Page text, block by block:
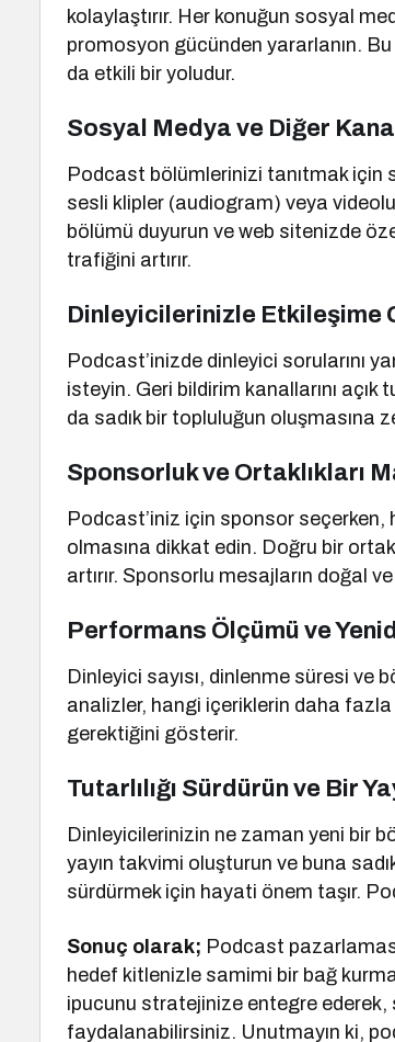
kolaylaştırır. Her konuğun sosyal
promosyon gücünden yararlanın.
da etkili bir yoludur.
Sosyal Medya ve Diğer
Podcast bölümlerinizi tanıtmak için
sesli klipler (audiogram) veya
bölümü duyurun ve web sitenizde
trafiğini artırır.
Dinleyicilerinizle Etkileşime
Podcast’inizde dinleyici sorularını
isteyin. Geri bildirim kanallarını
da sadık bir topluluğun oluşmasına
Sponsorluk ve Ortaklıkları
Podcast’iniz için sponsor seçerken,
olmasına dikkat edin. Doğru bir
artırır. Sponsorlu mesajların doğal
Performans Ölçümü ve
Dinleyici sayısı, dinlenme süresi ve
analizler, hangi içeriklerin daha
gerektiğini gösterir.
Tutarlılığı Sürdürün ve Bir
Dinleyicilerinizin ne zaman yeni bir
yayın takvimi oluşturun ve buna sadık
sürdürmek için hayati önem taşır.
Sonuç olarak; Podcast
hedef kitlenizle samimi bir bağ
ipucunu stratejinize entegre
faydalanabilirsiniz. Unutmayın ki,